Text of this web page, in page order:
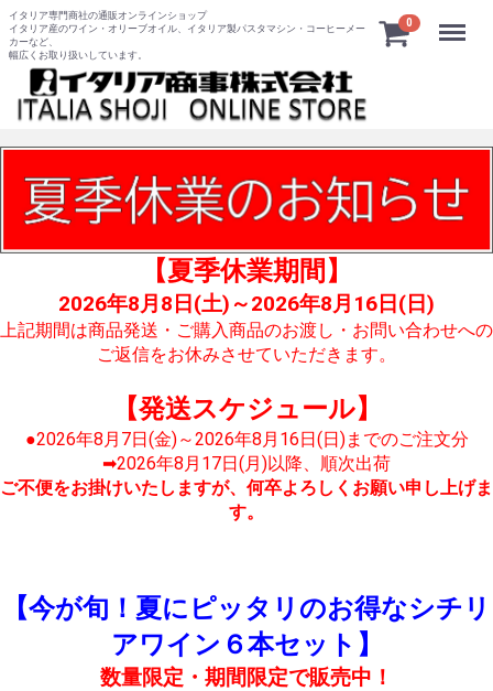
イタリア専門商社の通販オンラインショップ
イタリア産のワイン・オリーブオイル、イタリア製パスタマシン・コーヒーメー
カーなど、
幅広くお取り扱いしています。
0 Menu
【夏季休業期間】
2026年8月8日(土)～2026年8月16日(日)
上記期間は商品発送・ご購入商品のお渡し・お問い合わせへの
ご返信をお休みさせていただきます。
【発送スケジュール】
●2026年8月7日(金)～2026年8月16日(日)までのご注文分
➡2026年8月17日(月)以降、順次出荷
ご不便をお掛けいたしますが、何卒よろしくお願い申し上げま
す。
【今が旬！夏にピッタリのお得なシチリ
アワイン６本セット】
数量限定・期間限定で販売中！